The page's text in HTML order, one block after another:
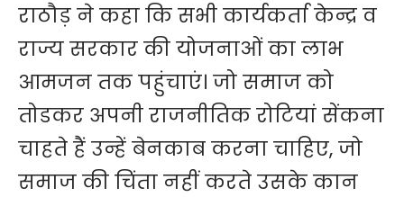
राठौड़ ने कहा कि सभी कार्यकर्ता केन्द्र व
राज्य सरकार की योजनाओं का लाभ
आमजन तक पहुंचाएं। जो समाज को
तोडकर अपनी राजनीतिक रोटियां सेंकना
चाहते हैं उन्हें बेनकाब करना चाहिए, जो
समाज की चिंता नहीं करते उसके कान